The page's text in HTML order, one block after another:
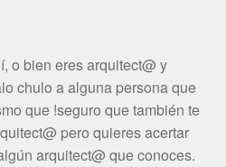
o bien eres arquitect@ y
chulo a alguna persona que
que !seguro que también te
pero quieres acertar
arquitect@ que conoces.